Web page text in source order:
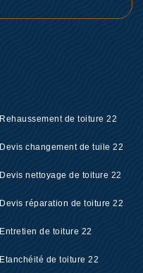
Rehaussement de toiture 22
Devis changement de tuile 22
Devis nettoyage de toiture 22
Devis réparation de toiture 22
Entretien de toiture 22
Etanchéité de toiture 22